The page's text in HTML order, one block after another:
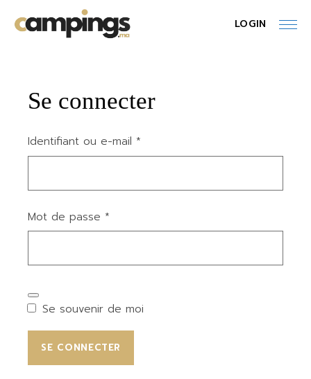
the
content
LOGIN
Se connecter
Identifiant ou e-mail *
Mot de passe *
Se souvenir de moi
SE CONNECTER